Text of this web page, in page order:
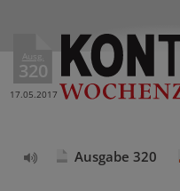
Ausg.
320
17.05.2017
Ausgabe 320